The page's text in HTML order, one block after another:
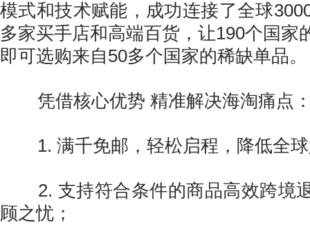
模式和技术赋能，成功连接了全球
多家买手店和高端百货，让190个国家
即可选购来自50多个国家的稀缺单品。
凭借核心优势 精准解决海淘痛点
1. 满千免邮，轻松启程，降低全球
2. 支持符合条件的商品高效跨境
顾之忧；